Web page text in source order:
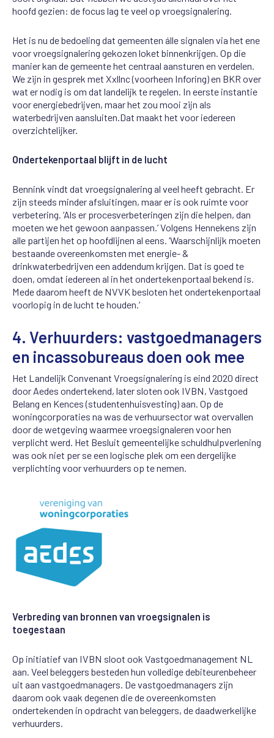
hoofd gezien: de focus lag te veel op vroegsignalering.
Het is nu de bedoeling dat gemeenten álle signalen via het ene
voorvroegsignalering gekozen loket binnenkrijgen. Op die
manier kan degemeente het centraal aansturen en verdelen.
We zijn in gesprek met Xxllnc(voorheen Inforing)en BKR over
wat er nodig is om dat landelijk te regelen. In eerste instantie
voorenergiebedrijven, maar het zou mooi zijn als
waterbedrijven aansluiten.Dat maakt het voor iedereen
overzichtelijker.
Ondertekenportaal blijft in de lucht
Bennink vindt dat vroegsignalering al veel heeft gebracht. Er
zijn steeds minder afsluitingen, maar er is ook ruimte voor
verbetering. ‘Als er procesverbeteringen zijn die helpen, dan
moeten we het gewoon aanpassen.’ Volgens Hennekens zijn
alle partijen het op hoofdlijnen al eens. ‘Waarschijnlijk moeten
bestaande overeenkomsten met energie- &
drinkwaterbedrijven een addendum krijgen. Dat is goed te
doen, omdat iedereen al in het ondertekenportaal bekend is.
Mededaarom heeft de NVVK besloten het ondertekenportaal
voorlopig in delucht tehouden.’
4. Verhuurders: vastgoedmanagers
en incassobureaus doen ook mee
Het Landelijk Convenant Vroegsignalering is eind 2020 direct
door Aedes ondertekend, later sloten ook IVBN, Vastgoed
Belang en Kences (studentenhuisvesting) aan. Op de
woningcorporaties na was de verhuursector wat overvallen
door de wetgeving waarmee vroegsignaleren voor hen
verplicht werd. Het Besluit gemeentelijke schuldhulpverlening
was ook niet per se een logische plek om een dergelijke
verplichting voor verhuurders op te nemen.
Verbreding van bronnen van vroegsignalen is
toegestaan
Op initiatief van IVBN sloot ook Vastgoedmanagement NL
aan. Veel beleggers besteden hun volledige debiteurenbeheer
uit aan vastgoedmanagers. De vastgoedmanagers zijn
daarom ook vaak degenen die de overeenkomsten
ondertekenden in opdracht van beleggers, de daadwerkelijke
verhuurders.